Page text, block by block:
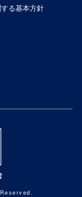
る基本方針